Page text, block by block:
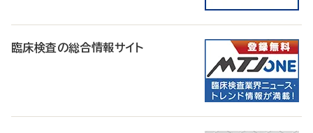
臨床検査の総合情報サイト